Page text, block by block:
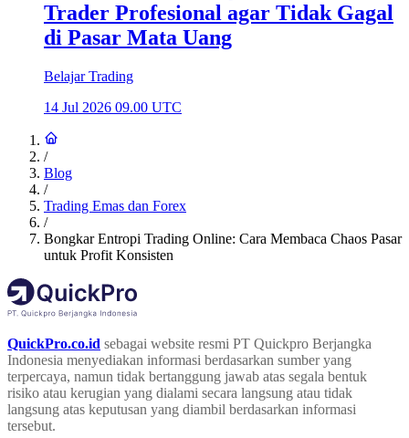
Trader Profesional agar Tidak Gagal
di Pasar Mata Uang
Belajar Trading
14 Jul 2026 09.00 UTC
/
Blog
/
Trading Emas dan Forex
/
Bongkar Entropi Trading Online: Cara Membaca Chaos Pasar
untuk Profit Konsisten
QuickPro.co.id sebagai website resmi PT Quickpro Berjangka
Indonesia menyediakan informasi berdasarkan sumber yang
terpercaya, namun tidak bertanggung jawab atas segala bentuk
risiko atau kerugian yang dialami secara langsung atau tidak
langsung atas keputusan yang diambil berdasarkan informasi
tersebut.